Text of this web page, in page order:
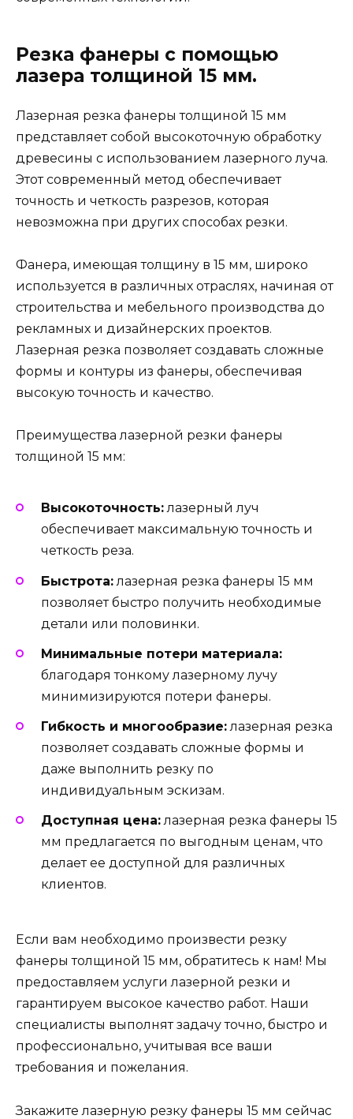
Резка фанеры с помощью
лазера толщиной 15 мм.
Лазерная резка фанеры толщиной 15 мм
представляет собой высокоточную обработку
древесины с использованием лазерного луча.
Этот современный метод обеспечивает
точность и четкость разрезов, которая
невозможна при других способах резки.
Фанера, имеющая толщину в 15 мм, широко
используется в различных отраслях, начиная от
строительства и мебельного производства до
рекламных и дизайнерских проектов.
Лазерная резка позволяет создавать сложные
формы и контуры из фанеры, обеспечивая
высокую точность и качество.
Преимущества лазерной резки фанеры
толщиной 15 мм:
Высокоточность:лазерный луч
обеспечивает максимальную точность и
четкость реза.
Быстрота: лазерная резка фанеры 15 мм
позволяет быстро получить необходимые
детали или половинки.
Минимальные потери материала:
благодаря тонкому лазерному лучу
минимизируются потери фанеры.
Гибкость и многообразие:лазерная резка
позволяет создавать сложные формы и
даже выполнить резку по
индивидуальным эскизам.
Доступная цена:лазерная резка фанеры 15
мм предлагается по выгодным ценам, что
делает ее доступной для различных
клиентов.
Если вам необходимо произвести резку
фанеры толщиной 15 мм, обратитесь к нам! Мы
предоставляем услуги лазерной резки и
гарантируем высокое качество работ. Наши
специалисты выполнят задачу точно, быстро и
профессионально, учитывая все ваши
требования и пожелания.
Закажите лазерную резку фанеры 15 мм сейчас